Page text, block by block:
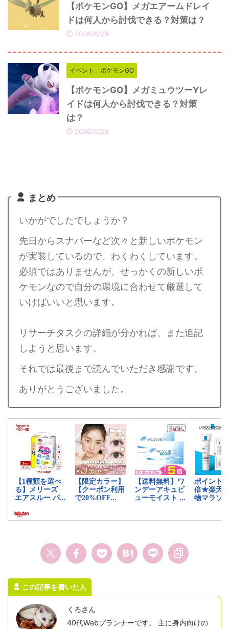
【ポケモンGO】メガエアームドレイ
ドは何人から討伐できる？対策は？
2026/6/26
イベント ポケモンGO
【ポケモンGO】メガミュウツーYレ
イドは何人から討伐できる？対策
は？
2026/5/28
まとめ
いかがでしたでしょうか？
先日からスナバーなど次々と新しいポケモン
が実装しているので、わくわくしています。
必須ではありませんが、せっかくの新しいポ
ケモンなので自分の環境に合わせて厳選して
いけばいいと思います。
リサーチタスクの詳細が分かれば、また追記
しようと思います。
それでは最後まで読んでいただき感謝です。
ありがとうございました。
この記事を書いた人
くろさん
40代Webプランナーです。 主に身内向けの